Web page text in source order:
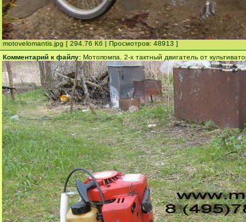
motovelomantis.jpg [ 294.76 Кб | Просмотров: 48913 ]
Комментарий к файлу: Мотопомпа. 2-х тактный двигатель от